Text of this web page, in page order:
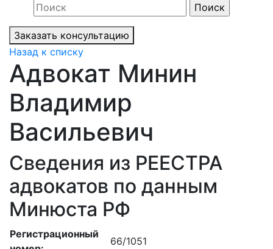
Заказать консультацию
Назад к списку
Адвокат Минин
Владимир
Васильевич
Сведения из РЕЕСТРА
адвокатов по данным
Минюста РФ
Регистрационный
66/1051